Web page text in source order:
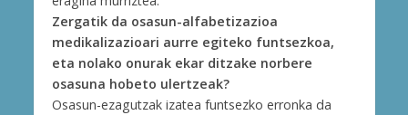
Zergatik da osasun-alfabetizazioa
medikalizazioari aurre egiteko funtsezkoa,
eta nolako onurak ekar ditzake norbere
osasuna hobeto ulertzeak?
Osasun-ezagutzak izatea funtsezko erronka da